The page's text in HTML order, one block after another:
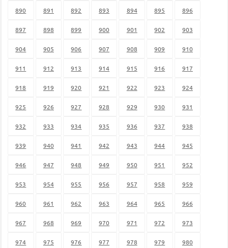
890 891 892 893 894 895 896
897 898 899 900 901 902 903
904 905 906 907 908 909 910
911 912 913 914 915 916 917
918 919 920 921 922 923 924
925 926 927 928 929 930 931
932 933 934 935 936 937 938
939 940 941 942 943 944 945
946 947 948 949 950 951 952
953 954 955 956 957 958 959
960 961 962 963 964 965 966
967 968 969 970 971 972 973
974 975 976 977 978 979 980